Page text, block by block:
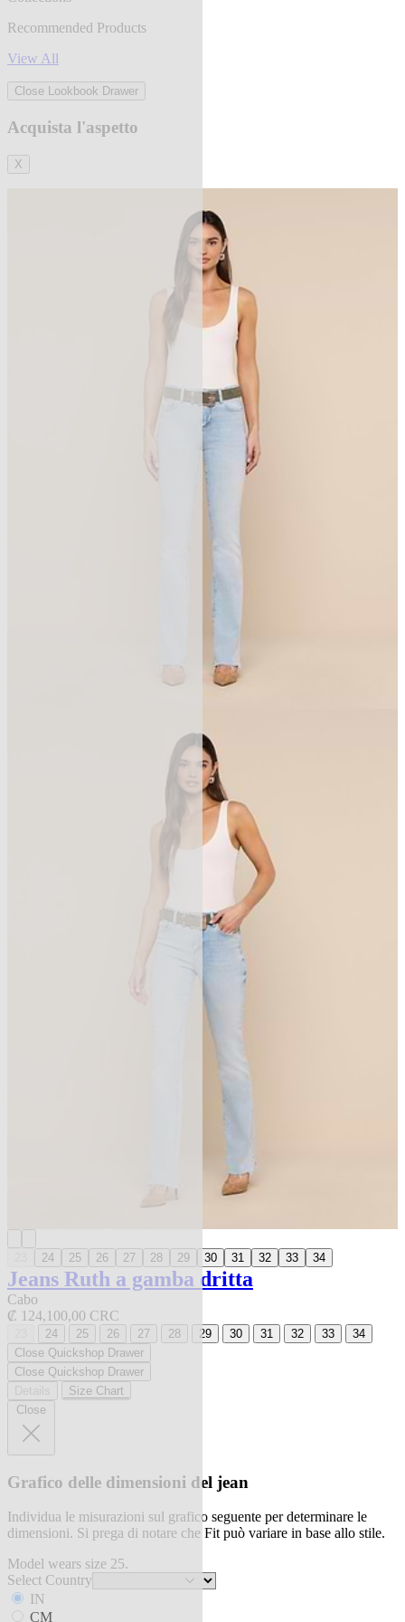
Recommended Products
View All
Close Lookbook Drawer
Acquista l'aspetto
X
24 25 26 27 28 29 30 31 32 33 34
Jeans Ruth a gamba dritta
Cabo
₡ 124,100,00 CRC
24 25 26 27 28 29 30 31 32 33
34
Close Quickshop Drawer
Close Quickshop Drawer
Size Chart
Close
Grafico delle dimensioni del jean
Individua le misurazioni sul grafico seguente per determinare le
dimensioni. Si prega di notare che Fit può variare in base allo stile.
Model wears size 25.
Select Country
IN
CM